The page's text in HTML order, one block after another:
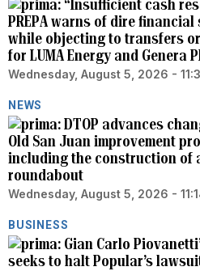
“Insufficient cash
PREPA warns of dire
while objecting to transfers
for LUMA Energy and Genera
Wednesday, August 5, 2026 -
NEWS
DTOP advances
Old San Juan improvement
including the construction of
roundabout
Wednesday, August 5, 2026 -
BUSINESS
Gian Carlo
seeks to halt Popular’s